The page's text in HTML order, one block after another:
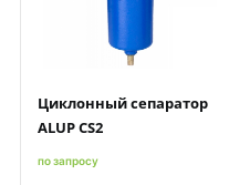
Быстрый просмотрДобавить к сравнению
Циклонный сепаратор
ALUP CS2
по запросу